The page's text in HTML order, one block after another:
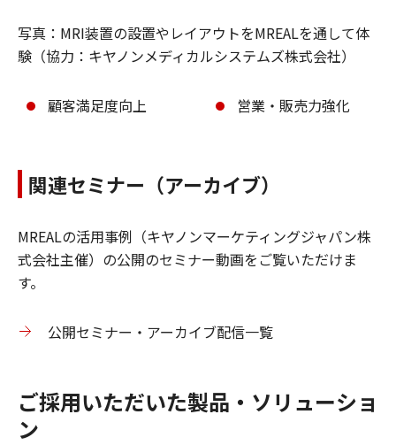
写真：MRI装置の設置やレイアウトをMREALを通して体
験（協力：キヤノンメディカルシステムズ株式会社）
顧客満足度向上 営業・販売力強化
関連セミナー（アーカイブ）
MREALの活用事例（キヤノンマーケティングジャパン株
式会社主催）の公開のセミナー動画をご覧いただけま
す。
公開セミナー・アーカイブ配信一覧
ご採用いただいた製品・ソリューショ
ン